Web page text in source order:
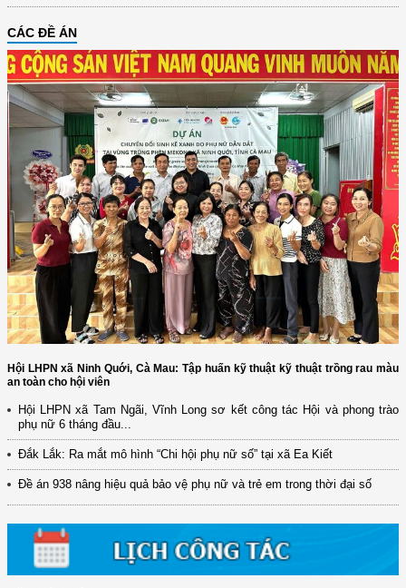
CÁC ĐỀ ÁN
Hội LHPN xã Ninh Quới, Cà Mau: Tập huấn kỹ thuật kỹ thuật trồng rau màu
an toàn cho hội viên
Hội LHPN xã Tam Ngãi, Vĩnh Long sơ kết công tác Hội và phong trào
phụ nữ 6 tháng đầu...
Đắk Lắk: Ra mắt mô hình “Chi hội phụ nữ số” tại xã Ea Kiết
Đề án 938 nâng hiệu quả bảo vệ phụ nữ và trẻ em trong thời đại số
(12/TB-HĐKH) V/v đăng ký, đề xuất nhiệm vụ Khoa học, công nghệ và
đổi mới ...
(898/KH/ĐCT) Kế hoạch thực hiện Quyết định số 2415/QĐ-TTg ngày
31/10/2025 ...
(417/QĐ-BNNMT) Quyết định phê duyệt Chương trình mục tiêu quốc gia
(891/KH-ĐCT) Kế hoạch thực hiện Nghị quyết số 72-NQ/TW ngày
9/9/2025 của Bộ ...